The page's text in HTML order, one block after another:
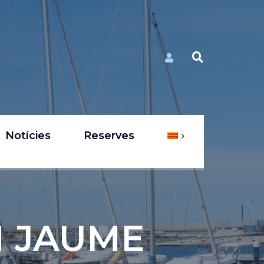
Notícies Reserves
JAUME